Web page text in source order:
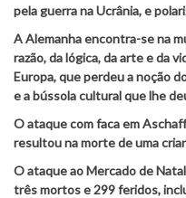
pela guerra na Ucrânia, e
A Alemanha encontra-se na
razão, da lógica, da arte e da
Europa, que perdeu a noção
e a bússola cultural que lhe
O ataque com faca em
resultou na morte de uma
O ataque ao Mercado de
três mortos e 299 feridos,